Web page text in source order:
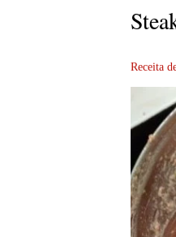
Receita